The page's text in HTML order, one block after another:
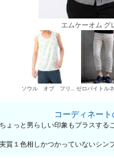
エムケーオム グ
ソウル オブ フリーダム！ タンクトップ
コーディネート
っと男らしい印象もプラスす
１色相しかつかっていないシン